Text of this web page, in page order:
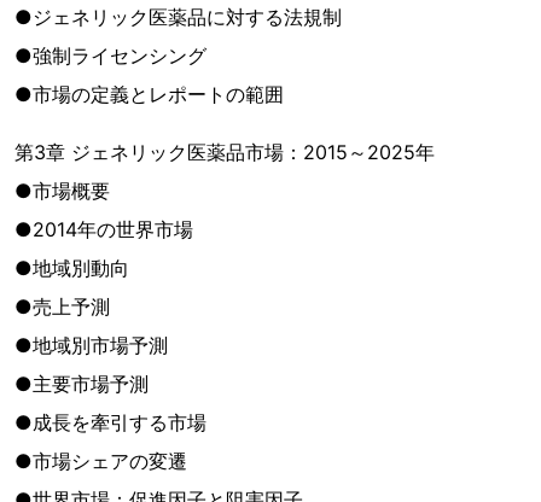
●ジェネリック医薬品に対する法規制
●強制ライセンシング
●市場の定義とレポートの範囲
第3章 ジェネリック医薬品市場：2015～2025年
●市場概要
●2014年の世界市場
●地域別動向
●売上予測
●地域別市場予測
●主要市場予測
●成長を牽引する市場
●市場シェアの変遷